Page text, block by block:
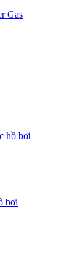
Gas
hồ bơi
bơi